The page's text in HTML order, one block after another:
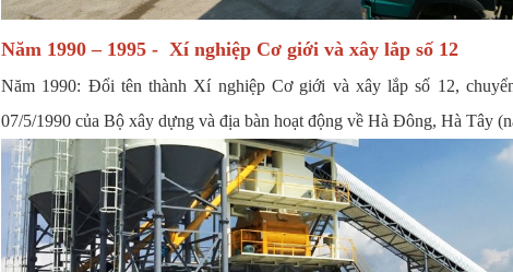
Năm 1990 – 1995 - Xí nghiệp Cơ giới và xây lắp số 12
Năm 1990: Đổi tên thành Xí nghiệp Cơ giới và xây lắp số 12,
07/5/1990 của Bộ xây dựng và địa bàn hoạt động về Hà Đông, Hà Tây